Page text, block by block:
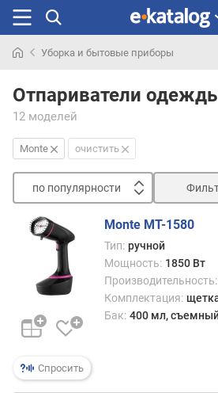
раньше
Уборка и бытовые приборы
Отпариватели
12 моделей
Monte очистить
по популярности
п
о
у
л
р
н
Спросить
Monte MT-1580
Тип: ручной
Мощность: 1850 Вт
Производительность:
Комплектация:
Бак: 400 мл,